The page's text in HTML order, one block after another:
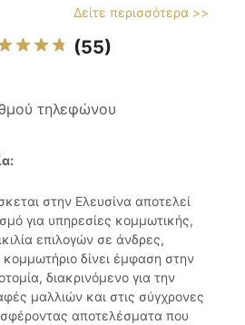
Δείτε περισσότερα >>
(55)
τηλεφώνου
στην Ελευσίνα αποτελεί
για υπηρεσίες κομμωτικής,
επιλογών σε άνδρες,
κομμωτήριο δίνει έμφαση στην
διακρινόμενο για την
μαλλιών και στις σύγχρονες
αποτελέσματα που